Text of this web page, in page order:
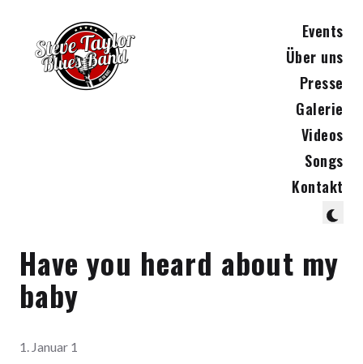
Events
Über uns
Presse
Galerie
Videos
Songs
Kontakt
Have you heard about my
baby
1. Januar 1